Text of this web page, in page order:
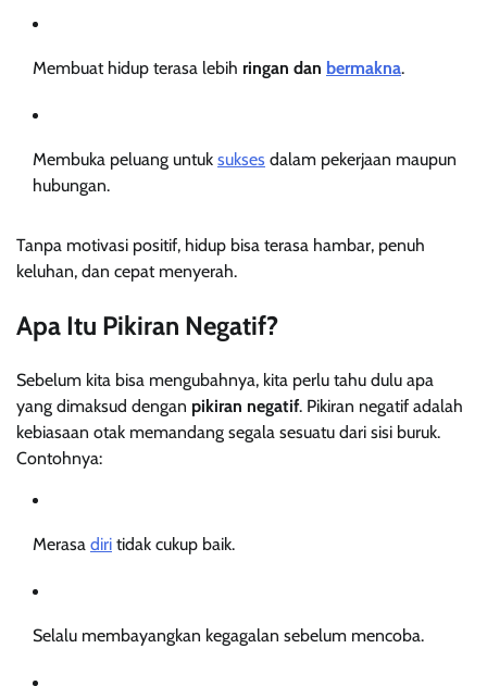
Membuat hidup terasa lebih ringan dan bermakna.
Membuka peluang untuk sukses dalam pekerjaan maupun
hubungan.
Tanpa motivasi positif, hidup bisa terasa hambar, penuh
keluhan, dan cepat menyerah.
Apa Itu Pikiran Negatif?
Sebelum kita bisa mengubahnya, kita perlu tahu dulu apa
yang dimaksud dengan pikiran negatif. Pikiran negatif adalah
kebiasaan otak memandang segala sesuatu dari sisi buruk.
Contohnya:
Merasa diri tidak cukup baik.
Selalu membayangkan kegagalan sebelum mencoba.